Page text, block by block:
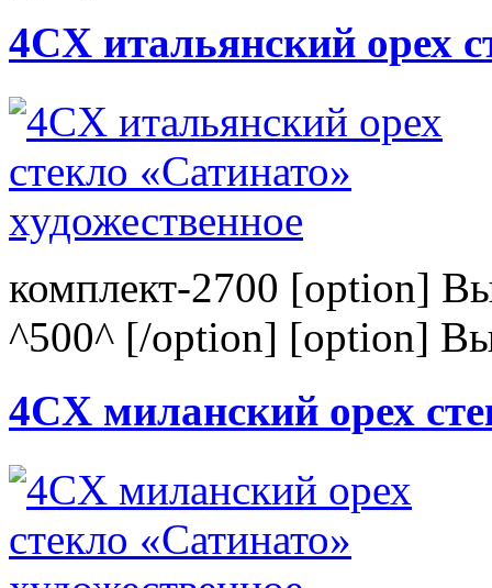
4CХ итальянский орех
комплект-2700 [option]
^500^ [/option] [option]
4CХ миланский орех